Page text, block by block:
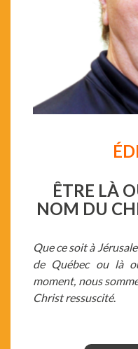
ÊTRE LÀ
NOM DU
Que ce soit à
de Québec ou là
moment, nous
Christ ressuscité.